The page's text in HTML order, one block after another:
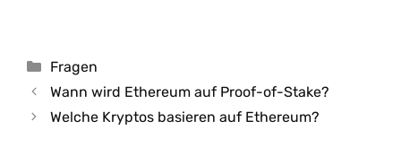
Kategorien
Fragen
Wann wird Ethereum auf Proof-of-Stake?
Welche Kryptos basieren auf Ethereum?